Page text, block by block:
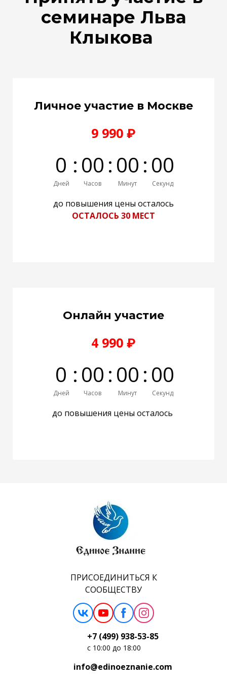
семинаре Льва
Клыкова
Личное участие в Москве
9 990 ₽
0
Дней
: 00
Часов
: 00
Минут
: 00
Секунд
до повышения цены осталось
ОСТАЛОСЬ 30 МЕСТ
Онлайн участие
4 990 ₽
0
Дней
: 00
Часов
: 00
Минут
: 00
Секунд
до повышения цены осталось
ПРИСОЕДИНИТЬСЯ К
СООБЩЕСТВУ
+7 (499) 938-53-85
c 10:00 до 18:00
info@edinoeznanie.com